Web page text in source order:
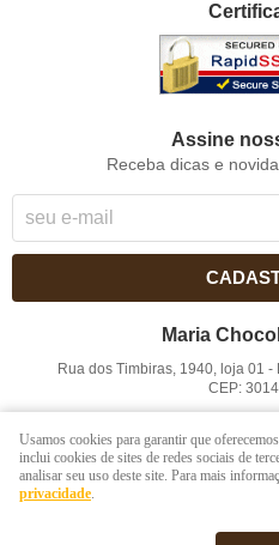
Assine
Receba dicas e
Maria
Rua dos Timbiras, 1940, loja 01 -
CEP:
LOJA VIRTUAL CRIADA POR
Usamos cookies para garantir que
inclui cookies de sites de redes sociais de
analisar seu uso deste site. Para mais
privacidade.